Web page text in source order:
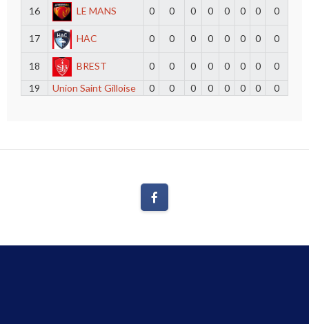
16 LE MANS 0 0 0 0 0 0 0 0
17 HAC 0 0 0 0 0 0 0 0
18 BREST 0 0 0 0 0 0 0
0
19
Union Saint Gilloise 0 0 0 0 0 0 0 0